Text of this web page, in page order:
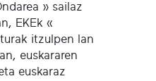
» sailaz
EKEk «
itzulpen lan
euskararen
euskaraz